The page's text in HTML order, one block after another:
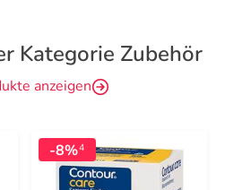
Kategorie Zubehör
anzeigen
-8%4